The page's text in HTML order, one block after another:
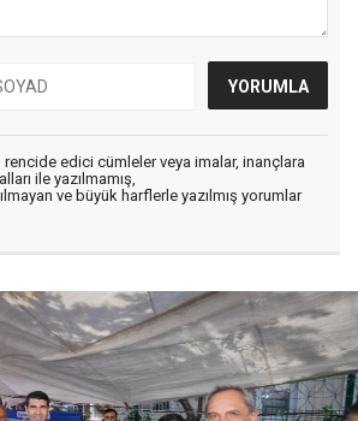
rencide edici cümleler veya imalar, inançlara
ile yazılmamış,
ve büyük harflerle yazılmış yorumlar